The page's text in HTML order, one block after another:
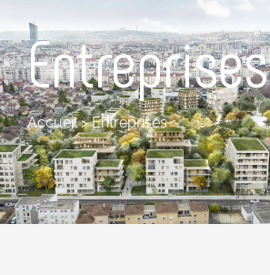
Entreprises
Accueil>Entreprises